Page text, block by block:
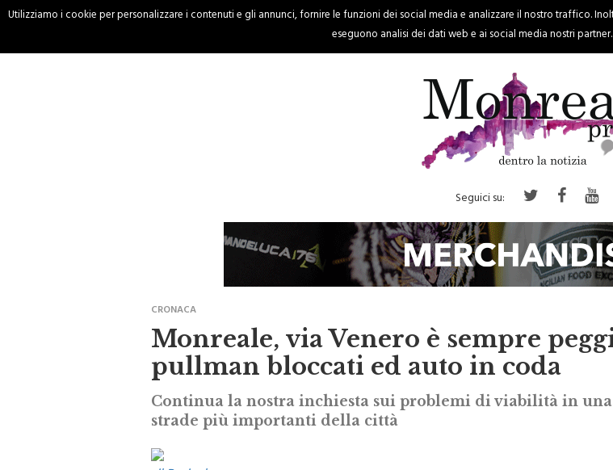
HOME CRONACA PALERMO REGIONE EVENTI
Seguici su:
Monreale, via Venero è sempre
pullman bloccati ed auto in coda
Continua la nostra inchiesta sui problemi di viabilità in
strade più importanti della città
Utilizziamo i cookie per personalizzare i contenuti e gli annunci, fornire le funzioni dei social media e analizzare il nostro traffico.
eseguono analisi dei dati web e ai social media nostri partner.